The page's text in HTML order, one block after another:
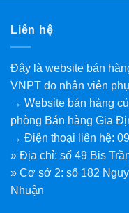
Liên hệ
Đây là website bán
VNPT do nhân viên
→ Website bán hàng
phòng Bán hàng Gia
→ Điện thoại liên hệ:
» Địa chỉ: số 49 Bis
» Cơ sở 2: số 182
Nhuận